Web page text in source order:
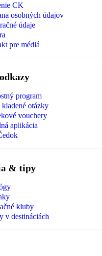
CK
osobných údajov
údaje
pre médiá
program
kladené otázky
vouchery
aplikácia
& tipy
kluby
v destináciách